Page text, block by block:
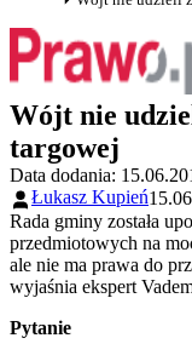
Wójt nie
targowej
Data dodania:
Łukasz Kupień
Rada gminy została
przedmiotowych na
ale nie ma prawa do
wyjaśnia ekspert
Pytanie